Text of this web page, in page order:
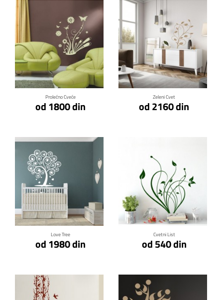
Prolećno Cveće
od 1800 din
Klikni za detalje
Zeleni Cvet
od 2160 din
Klikni za detalje
Love Tree
od 1980 din
Klikni za detalje
Cvetni List
od 540 din
Klikni za detalje